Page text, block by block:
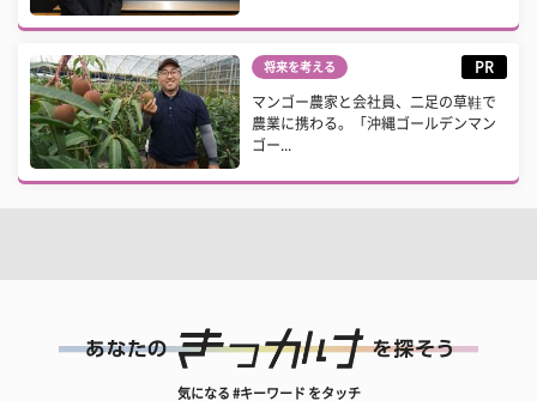
将来を考える PR
マンゴー農家と会社員、二足の草鞋で
農業に携わる。「沖縄ゴールデンマン
ゴー...
気になる #キーワード をタッチ